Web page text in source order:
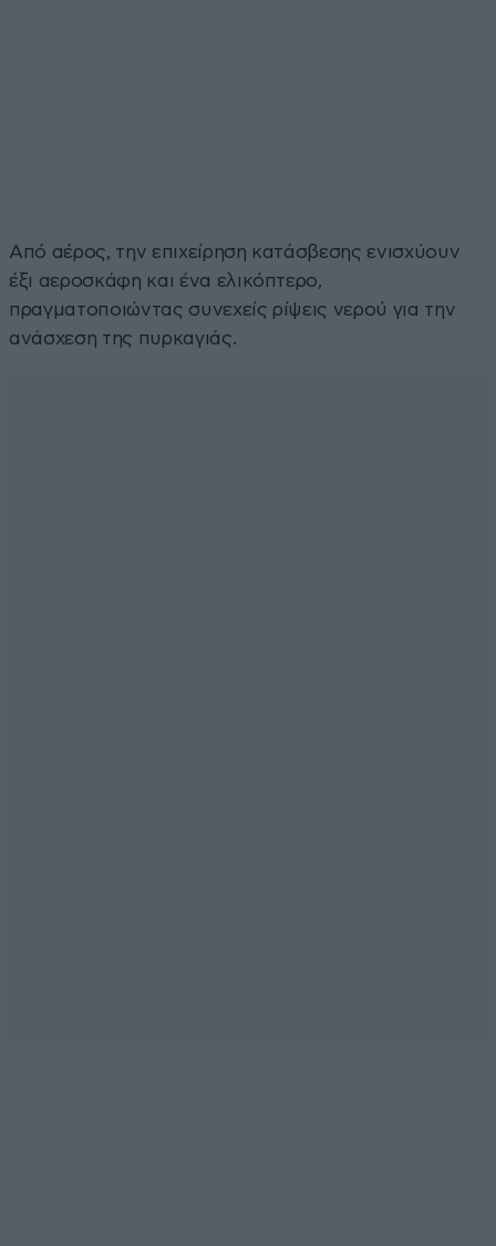
Από αέρος, την επιχείρηση κατάσβεσης ενισχύουν
έξι αεροσκάφη και ένα ελικόπτερο,
πραγματοποιώντας συνεχείς ρίψεις νερού για την
ανάσχεση της πυρκαγιάς.